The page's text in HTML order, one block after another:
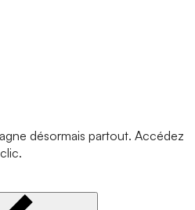
désormais partout. Accédez